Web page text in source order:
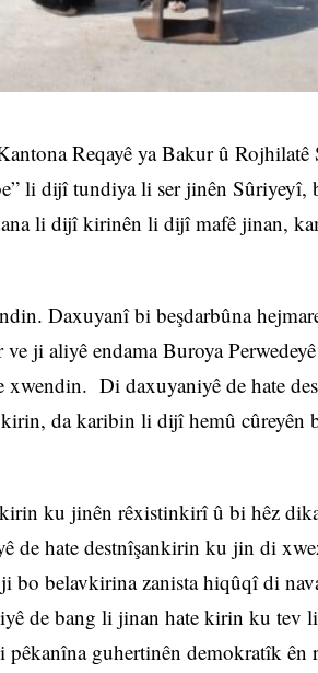
Reqayê ya Bakur û
li dijî tundiya li ser jinên Sûriyeyî,
li dijî kirinên li dijî mafê jinan,
Daxuyanî bi beşdarbûna
ji aliyê endama Buroya
Di daxuyaniyê de hate
da karibin li dijî hemû cûreyên
ku jinên rêxistinkirî û bi hêz
de hate destnîşankirin ku jin di
bo belavkirina zanista hiqûqî di
de bang li jinan hate kirin ku tev li
guhertinên demokratîk ên